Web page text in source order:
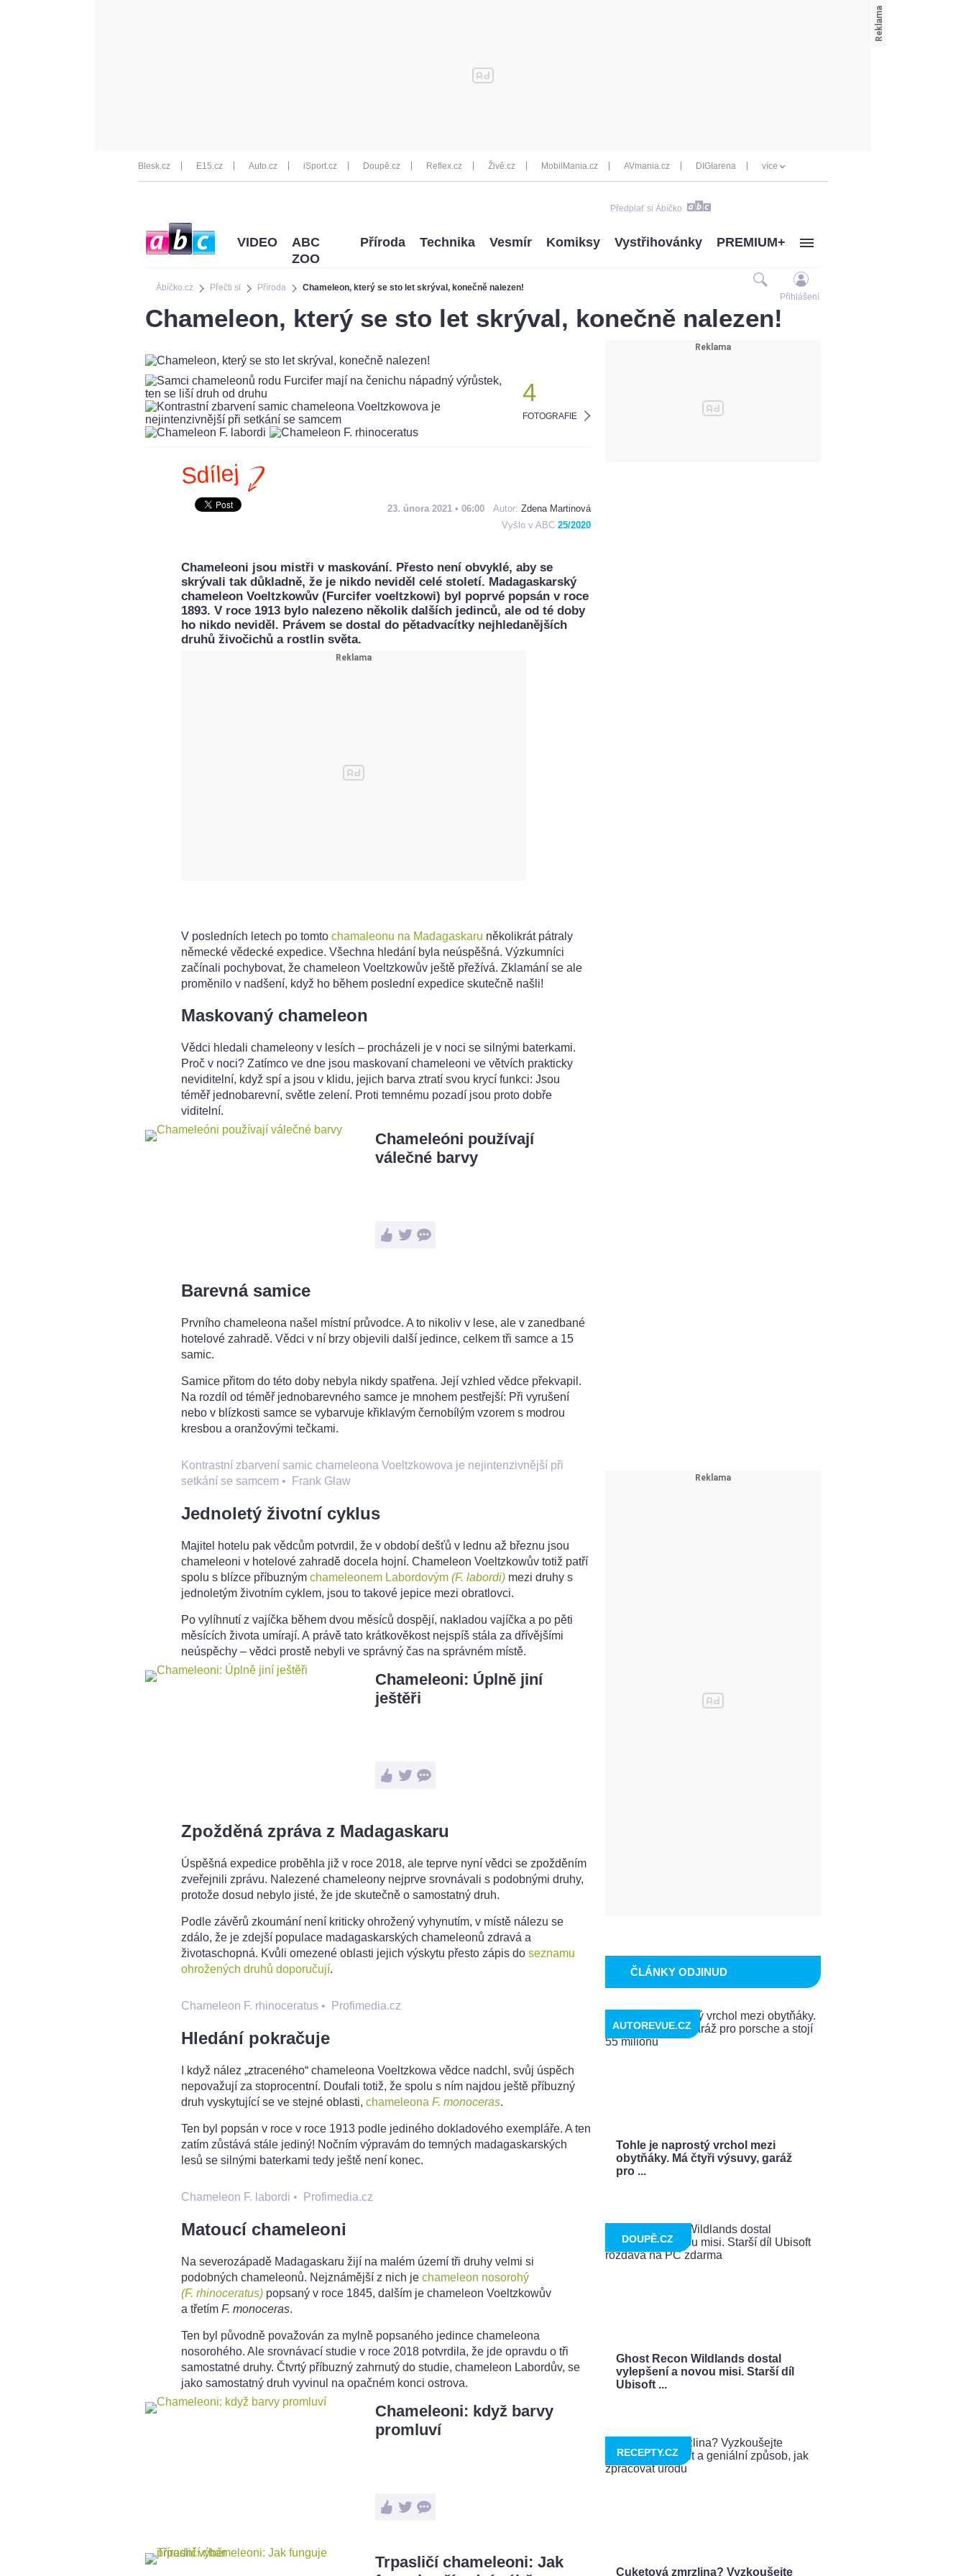
Blesk.cz E15.cz Auto.cz iSport.cz Doupě.cz Reflex.cz Živě.cz MobilMania.cz AVmania.cz DIGIarena více
Předplať si Ábíčko
Ábíčko.cz Přečti si Příroda Chameleon, který se sto let skrýval, konečně nalezen!
VIDEO
ABC
ZOO
Příroda Technika Vesmír Komiksy Vystřihovánky PREMIUM+
Přihlášení
Chameleon, který se sto let skrýval, konečně nalezen!
4
FOTOGRAFIE
Sdílej
23. února 2021 • 06:00 Autor: Zdena Martinová
Vyšlo v ABC 25/2020
Chameleoni jsou mistři v maskování. Přesto není obvyklé, aby se
skrývali tak důkladně, že je nikdo neviděl celé století. Madagaskarský
chameleon Voeltzkowův (Furcifer voeltzkowi) byl poprvé popsán v roce
1893. V roce 1913 bylo nalezeno několik dalších jedinců, ale od té doby
ho nikdo neviděl. Právem se dostal do pětadvacítky nejhledanějších
druhů živočichů a rostlin světa.
V posledních letech po tomto chamaleonu na Madagaskaru několikrát pátraly
německé vědecké expedice. Všechna hledání byla neúspěšná. Výzkumníci
začínali pochybovat, že chameleon Voeltzkowův ještě přežívá. Zklamání se ale
proměnilo v nadšení, když ho během poslední expedice skutečně našli!
Maskovaný chameleon
Vědci hledali chameleony v lesích – procházeli je v noci se silnými baterkami.
Proč v noci? Zatímco ve dne jsou maskovaní chameleoni ve větvích prakticky
neviditelní, když spí a jsou v klidu, jejich barva ztratí svou krycí funkci: Jsou
téměř jednobarevní, světle zelení. Proti temnému pozadí jsou proto dobře
viditelní.
Chameleóni používají
válečné barvy
Barevná samice
Prvního chameleona našel místní průvodce. A to nikoliv v lese, ale v zanedbané
hotelové zahradě. Vědci v ní brzy objevili další jedince, celkem tři samce a 15
samic.
Samice přitom do této doby nebyla nikdy spatřena. Její vzhled vědce překvapil.
Na rozdíl od téměř jednobarevného samce je mnohem pestřejší: Při vyrušení
nebo v blízkosti samce se vybarvuje křiklavým černobílým vzorem s modrou
kresbou a oranžovými tečkami.
Kontrastní zbarvení samic chameleona Voeltzkowova je nejintenzivnější při
setkání se samcem • Frank Glaw
Jednoletý životní cyklus
Majitel hotelu pak vědcům potvrdil, že v období dešťů v lednu až březnu jsou
chameleoni v hotelové zahradě docela hojní. Chameleon Voeltzkowův totiž patří
spolu s blízce příbuzným chameleonem Labordovým (F. labordi) mezi druhy s
jednoletým životním cyklem, jsou to takové jepice mezi obratlovci.
Po vylíhnutí z vajíčka během dvou měsíců dospějí, nakladou vajíčka a po pěti
měsících života umírají. A právě tato krátkověkost nejspíš stála za dřívějšími
neúspěchy – vědci prostě nebyli ve správný čas na správném místě.
Chameleoni: Úplně jiní
ještěři
Zpožděná zpráva z Madagaskaru
Úspěšná expedice proběhla již v roce 2018, ale teprve nyní vědci se zpožděním
zveřejnili zprávu. Nalezené chameleony nejprve srovnávali s podobnými druhy,
protože dosud nebylo jisté, že jde skutečně o samostatný druh.
Podle závěrů zkoumání není kriticky ohrožený vyhynutím, v místě nálezu se
zdálo, že je zdejší populace madagaskarských chameleonů zdravá a
životaschopná. Kvůli omezené oblasti jejich výskytu přesto zápis do seznamu
ohrožených druhů doporučují.
Chameleon F. rhinoceratus • Profimedia.cz
Hledání pokračuje
I když nález „ztraceného“ chameleona Voeltzkowa vědce nadchl, svůj úspěch
nepovažují za stoprocentní. Doufali totiž, že spolu s ním najdou ještě příbuzný
druh vyskytující se ve stejné oblasti, chameleona F. monoceras.
Ten byl popsán v roce v roce 1913 podle jediného dokladového exempláře. A ten
zatím zůstává stále jediný! Nočním výpravám do temných madagaskarských
lesů se silnými baterkami tedy ještě není konec.
Chameleon F. labordi • Profimedia.cz
Matoucí chameleoni
Na severozápadě Madagaskaru žijí na malém území tři druhy velmi si
podobných chameleonů. Nejznámější z nich je chameleon nosorohý
(F. rhinoceratus) popsaný v roce 1845, dalším je chameleon Voeltzkowův
a třetím F. monoceras.
Ten byl původně považován za mylně popsaného jedince chameleona
nosorohého. Ale srovnávací studie v roce 2018 potvrdila, že jde opravdu o tři
samostatné druhy. Čtvrtý příbuzný zahrnutý do studie, chameleon Labordův, se
jako samostatný druh vyvinul na opačném konci ostrova.
Chameleoni: když barvy
promluví
Trpasličí chameleoni: Jak
ČLÁNKY ODJINUD
Tohle je naprostý vrchol mezi
obytňáky. Má čtyři výsuvy, garáž
pro ...
AUTOREVUE.CZ
Ghost Recon Wildlands dostal
vylepšení a novou misi. Starší díl
Ubisoft ...
DOUPĚ.CZ
Cuketová zmrzlina? Vyzkoušejte
RECEPTY.CZ